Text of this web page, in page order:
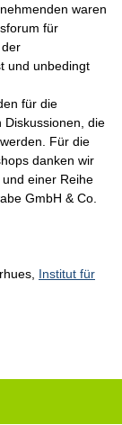
waren
für
und unbedingt
für die
Diskussionen, die
Für die
danken wir
einer Reihe
GmbH & Co.
Institut für